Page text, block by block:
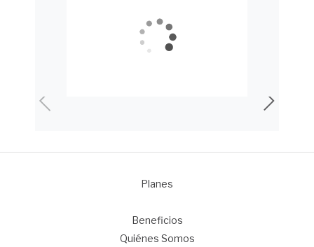
Planes
Beneficios
Quiénes Somos